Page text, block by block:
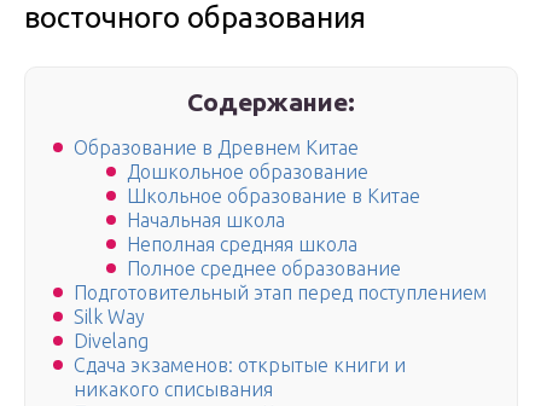
восточного образования
Содержание:
Образование в Древнем Китае
Дошкольное образование
Школьное образование в Китае
Начальная школа
Неполная средняя школа
Полное среднее образование
Подготовительный этап перед поступлением
Silk Way
Divelang
Сдача экзаменов: открытые книги и
никакого списывания